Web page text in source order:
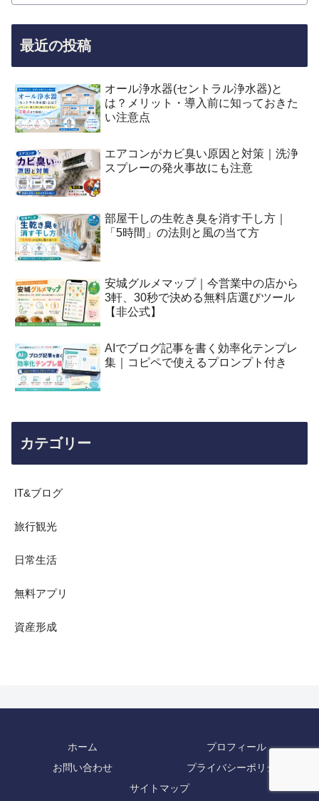
最近の投稿
オール浄水器(セントラル浄水器)と
は？メリット・導入前に知っておきた
い注意点
エアコンがカビ臭い原因と対策｜洗浄
スプレーの発火事故にも注意
部屋干しの生乾き臭を消す干し方｜
「5時間」の法則と風の当て方
安城グルメマップ｜今営業中の店から
3軒、30秒で決める無料店選びツール
【非公式】
AIでブログ記事を書く効率化テンプレ
集｜コピペで使えるプロンプト付き
カテゴリー
IT&ブログ
旅行観光
日常生活
無料アプリ
資産形成
ホーム
プロフィール
お問い合わせ
プライバシーポリシー
サイトマップ